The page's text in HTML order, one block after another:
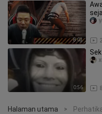
8:03
0:56
Halaman utama >